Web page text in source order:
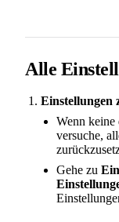
Alle
Einstellungen
Wenn keine
versuche,
Gehe zu